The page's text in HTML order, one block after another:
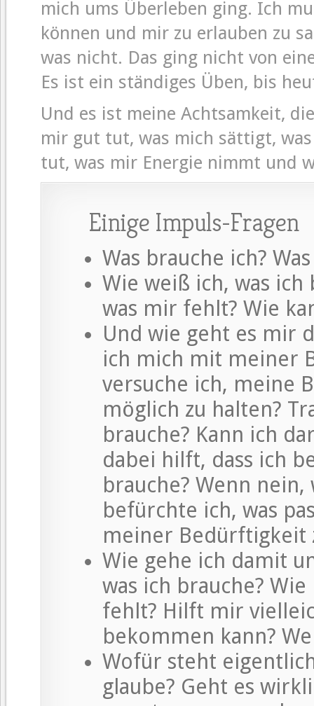
mich ums Überleben ging. Ich
können und mir zu erlauben zu
was nicht. Das ging nicht von
Es ist ein ständiges Üben, bis
Und es ist meine Achtsamkeit,
mir gut tut, was mich sättigt,
tut, was mir Energie nimmt und
Einige Impuls-Fragen
Was brauche ich?
Wie weiß ich, was
was mir fehlt? Wie
Und wie geht es mir
ich mich mit meiner
versuche ich, meine
möglich zu halten?
brauche? Kann ich
dabei hilft, dass ich
brauche? Wenn nein,
befürchte ich, was
meiner Bedürftigkeit
Wie gehe ich damit
was ich brauche?
fehlt? Hilft mir
bekommen kann?
Wofür steht
glaube? Geht es